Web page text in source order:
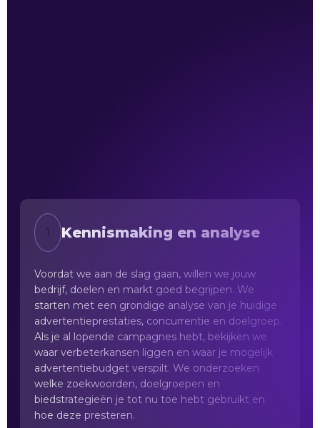
1 Kennismaking en analyse
Voordat we aan de slag gaan, willen we jouw
bedrijf, doelen en markt goed begrijpen. We
starten met een grondige analyse van je huidige
advertentieprestaties, concurrentie en doelgroep.
Als je al lopende campagnes hebt, bekijken we
waar verbeterkansen liggen en waar je mogelijk
advertentiebudget verspilt. We onderzoeken
welke zoekwoorden, doelgroepen en
biedstrategieën je tot nu toe hebt gebruikt en
hoe deze presteren.